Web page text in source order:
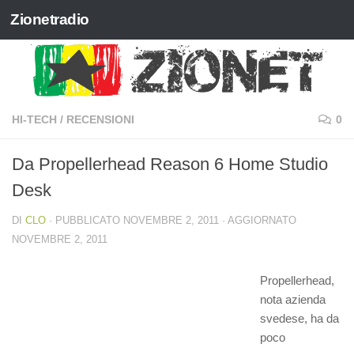
Salta al contenuto
Zionetradio
HI-TECH / RECENSIONI 0
Da Propellerhead Reason 6 Home Studio
Desk
DI CLO · PUBBLICATO NOVEMBRE 2, 2011 · AGGIORNATO
NOVEMBRE 2, 2011
Propellerhead,
nota azienda
svedese, ha da
poco